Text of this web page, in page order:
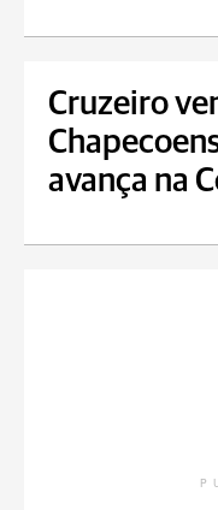
Cruzeiro
avança na